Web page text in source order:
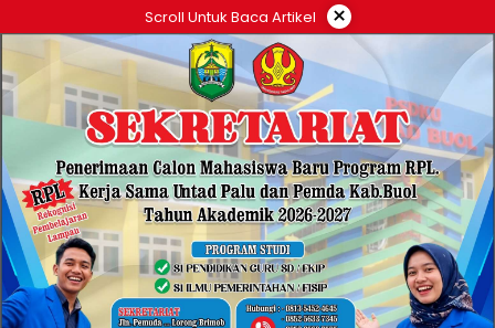
ke
konten
Scroll Untuk Baca Artikel ×